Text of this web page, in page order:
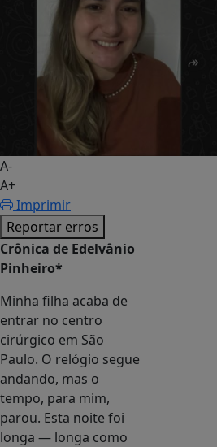
A-
A+
Imprimir
Reportar erros
Crônica de Edelvânio
Pinheiro*
Minha filha acaba de
entrar no centro
cirúrgico em São
Paulo. O relógio segue
andando, mas o
tempo, para mim,
parou. Esta noite foi
longa — longa como